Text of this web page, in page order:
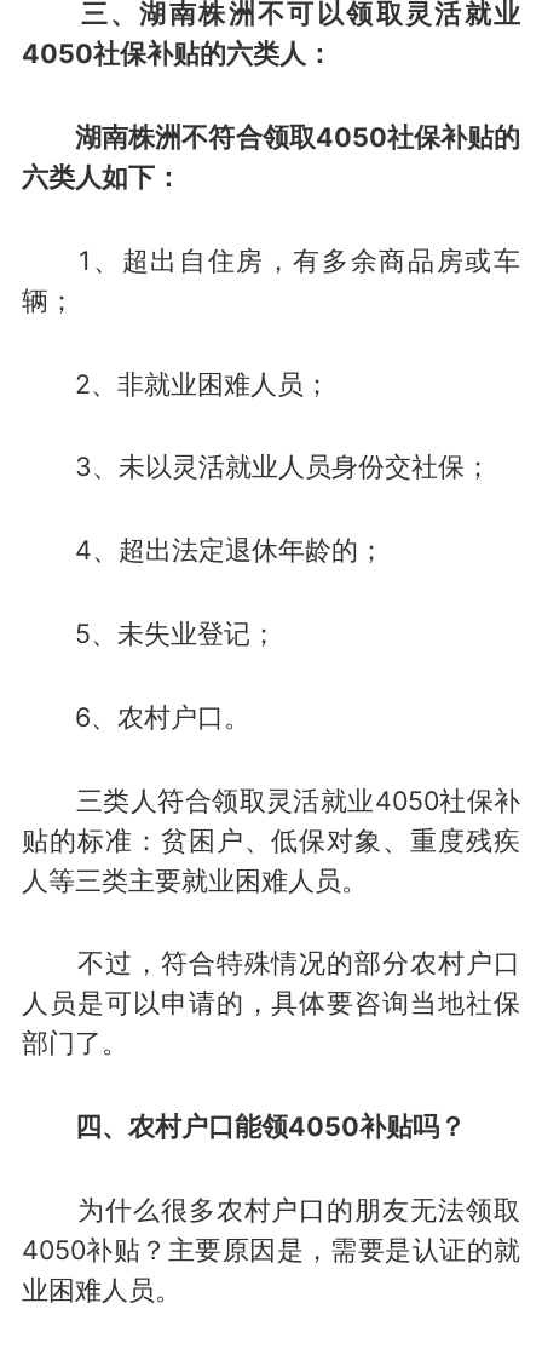
三、湖南株洲不可以领取灵活就业
4050社保补贴的六类人：
湖南株洲不符合领取4050社保补贴的
六类人如下：
1、超出自住房，有多余商品房或车
辆；
2、非就业困难人员；
3、未以灵活就业人员身份交社保；
4、超出法定退休年龄的；
5、未失业登记；
6、农村户口。
三类人符合领取灵活就业4050社保补
贴的标准：贫困户、低保对象、重度残疾
人等三类主要就业困难人员。
不过，符合特殊情况的部分农村户口
人员是可以申请的，具体要咨询当地社保
部门了。
四、农村户口能领4050补贴吗？
为什么很多农村户口的朋友无法领取
4050补贴？主要原因是，需要是认证的就
业困难人员。